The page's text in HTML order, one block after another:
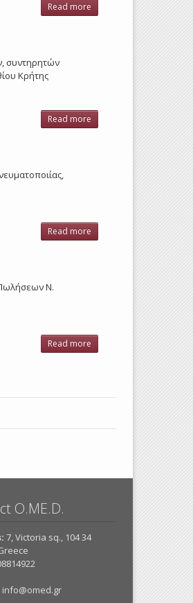
Read more
Περιοδευόντων
συντηρητών
Κρήτης
Read more
Πρακτικών
Read more
Ποτοποιία
Ν.
Read more
Περιοδευόντων
O.ME.D.
7, Victoria sq., 104 34
info@omed.gr